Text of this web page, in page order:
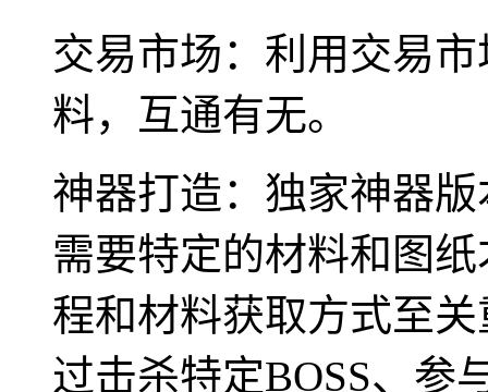
交易市场：利用交易
料，互通有无。
神器打造：独家神器
需要特定的材料和图
程和材料获取方式至
过击杀特定BOSS、参